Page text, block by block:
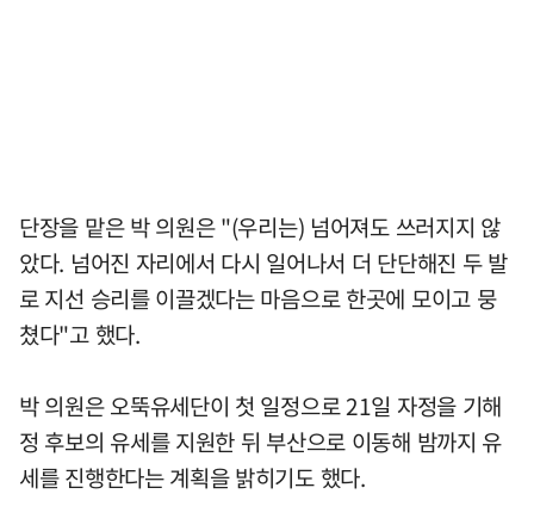
단장을 맡은 박 의원은 "(우리는) 넘어져도 쓰러지지 않
았다. 넘어진 자리에서 다시 일어나서 더 단단해진 두 발
로 지선 승리를 이끌겠다는 마음으로 한곳에 모이고 뭉
쳤다"고 했다.
박 의원은 오뚝유세단이 첫 일정으로 21일 자정을 기해
정 후보의 유세를 지원한 뒤 부산으로 이동해 밤까지 유
세를 진행한다는 계획을 밝히기도 했다.